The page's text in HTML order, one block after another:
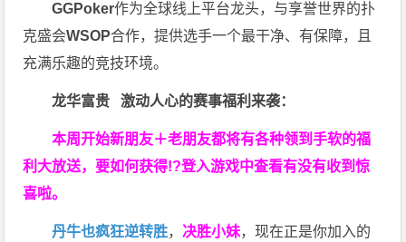
GGPoker作为全球线上平台龙头，与享誉世界的扑
克盛会WSOP合作，提供选手一个最干净、有保障，且
充满乐趣的竞技环境。
龙华富贵 激动人心的赛事福利来袭：
本周开始新朋友＋老朋友都将有各种领到手软的福
利大放送，要如何获得!?登入游戏中查看有没有收到惊
喜啦。
丹牛也疯狂逆转胜，决胜小妹，现在正是你加入的